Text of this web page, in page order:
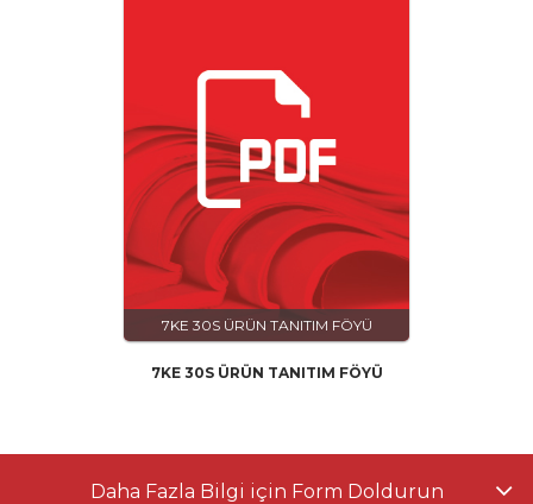
7KE 30S ÜRÜN TANITIM FÖYÜ
7KE 30S ÜRÜN TANITIM FÖYÜ
Daha Fazla Bilgi için Form Doldurun